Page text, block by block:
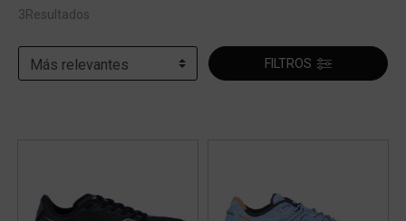
3Resultados
FILTROS